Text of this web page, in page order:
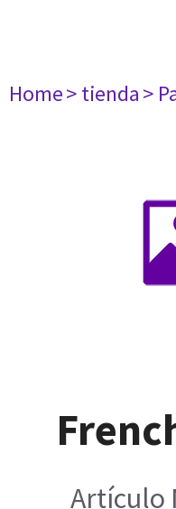
Home> tienda>
Artículo